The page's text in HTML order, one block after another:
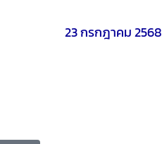
23 กรกฎาคม 2568